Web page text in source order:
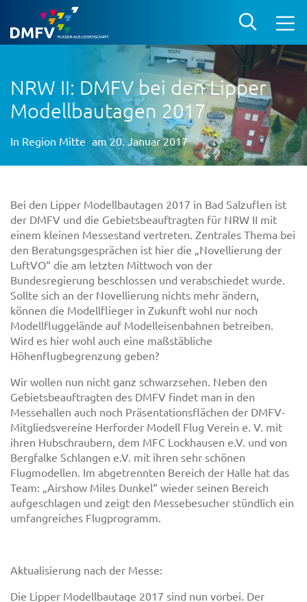
NRW II: DMFV bei den Lipper
Modellbautagen 2017
In Region Mitte am 20. Januar 2017
Bei den Lipper Modellbautagen 2017 in Bad Salzuflen ist
der DMFV und die Gebietsbeauftragten für NRW II mit
einem kleinen Messestand vertreten. Zentrales Thema bei
den Beratungsgesprächen ist hier die „Novellierung der
LuftVO“ die am letzten Mittwoch von der
Bundesregierung beschlossen und verabschiedet wurde.
Sollte sich an der Novellierung nichts mehr ändern,
können die Modellflieger in Zukunft wohl nur noch
Modellfluggelände auf Modelleisenbahnen betreiben.
Wird es hier wohl auch eine maßstäbliche
Höhenflugbegrenzung geben?
Wir wollen nun nicht ganz schwarzsehen. Neben den
Gebietsbeauftragten des DMFV findet man in den
Messehallen auch noch Präsentationsflächen der DMFV-
Mitgliedsvereine Herforder Modell Flug Verein e. V. mit
ihren Hubschraubern, dem MFC Lockhausen e.V. und von
Bergfalke Schlangen e.V. mit ihren sehr schönen
Flugmodellen. Im abgetrennten Bereich der Halle hat das
Team: „Airshow Miles Dunkel“ wieder seinen Bereich
aufgeschlagen und zeigt den Messebesucher stündlich ein
umfangreiches Flugprogramm.
Aktualisierung nach der Messe:
Die Lipper Modellbautage 2017 sind nun vorbei. Der